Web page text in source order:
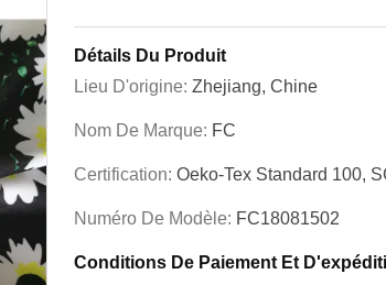
Détails Du Produit
Lieu D'origine: Zhejiang, Chine
Nom De Marque: FC
Certification: Oeko-Tex Standard 100,
Numéro De Modèle: FC18081502
Conditions De Paiement Et